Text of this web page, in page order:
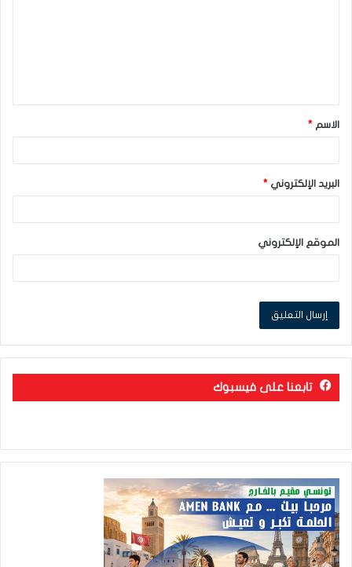
ق
*
الاسم *
البريد الإلكتروني *
الموقع الإلكتروني
تابعنا على فيسبوك